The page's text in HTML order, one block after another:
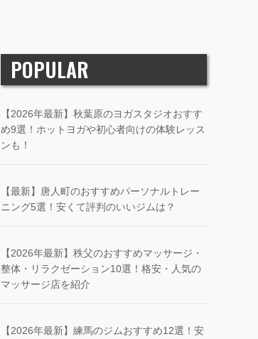
POPULAR
【2026年最新】秋葉原のヨガスタジオおすす
め9選！ホットヨガや初心者向けの体験レッス
ンも！
【最新】唐人町のおすすめパーソナルトレー
ニング5選！安くて評判のいいジムは？
【2026年最新】秩父のおすすめマッサージ・
整体・リラクゼーション10選！格安・人気の
マッサージ店を紹介
【2026年最新】練馬のジムおすすめ12選！安